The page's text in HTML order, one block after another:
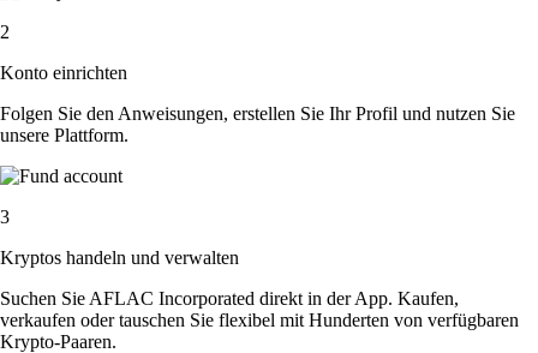
2
Konto einrichten
Folgen Sie den Anweisungen, erstellen Sie Ihr Profil und nutzen Sie
unsere Plattform.
3
Kryptos handeln und verwalten
Suchen Sie AFLAC Incorporated direkt in der App. Kaufen,
verkaufen oder tauschen Sie flexibel mit Hunderten von verfügbaren
Krypto-Paaren.